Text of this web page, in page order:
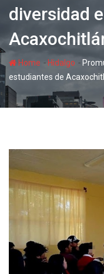
diversidad
Home - Hidalgo -
estudiantes de